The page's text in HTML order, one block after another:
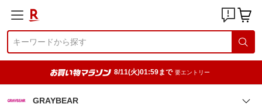
8/11(火)01:59まで 要エントリー
GRAYBEAR